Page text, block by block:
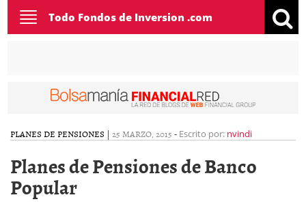
Toggle
navigation
Todo Fondos de Inversion .com
PLANES DE PENSIONES | 25 MARZO, 2015 - Escrito por: nvindi
Planes de Pensiones de Banco
Popular